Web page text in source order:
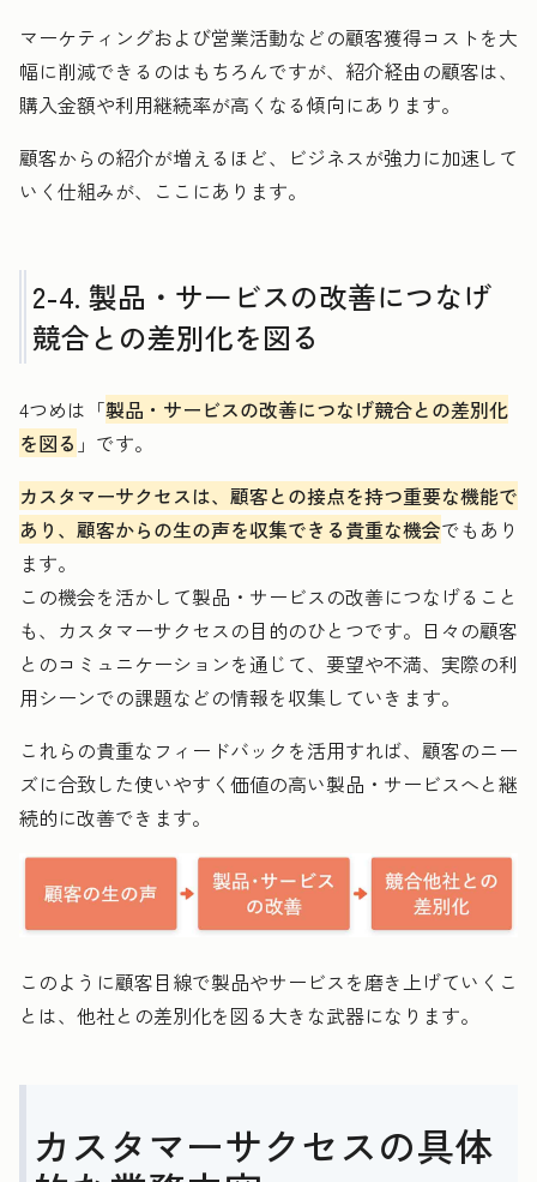
マーケティングおよび営業活動などの顧客獲得コストを大
幅に削減できるのはもちろんですが、紹介経由の顧客は、
購入金額や利用継続率が高くなる傾向にあります。
顧客からの紹介が増えるほど、ビジネスが強力に加速して
いく仕組みが、ここにあります。
2-4. 製品・サービスの改善につなげ
競合との差別化を図る
4つめは「製品・サービスの改善につなげ競合との差別化
を図る 」です。
カスタマーサクセスは、顧客との接点を持つ重要な機能で
あり、顧客からの生の声を収集できる貴重な機会でもあり
ます。
この機会を活かして製品・サービスの改善につなげること
も、カスタマーサクセスの目的のひとつです。日々の顧客
とのコミュニケーションを通じて、要望や不満、実際の利
用シーンでの課題などの情報を収集していきます。
これらの貴重なフィードバックを活用すれば、顧客のニー
ズに合致した使いやすく価値の高い製品・サービスへと継
続的に改善できます。
このように顧客目線で製品やサービスを磨き上げていくこ
とは、他社との差別化を図る大きな武器になります。
カスタマーサクセスの具体